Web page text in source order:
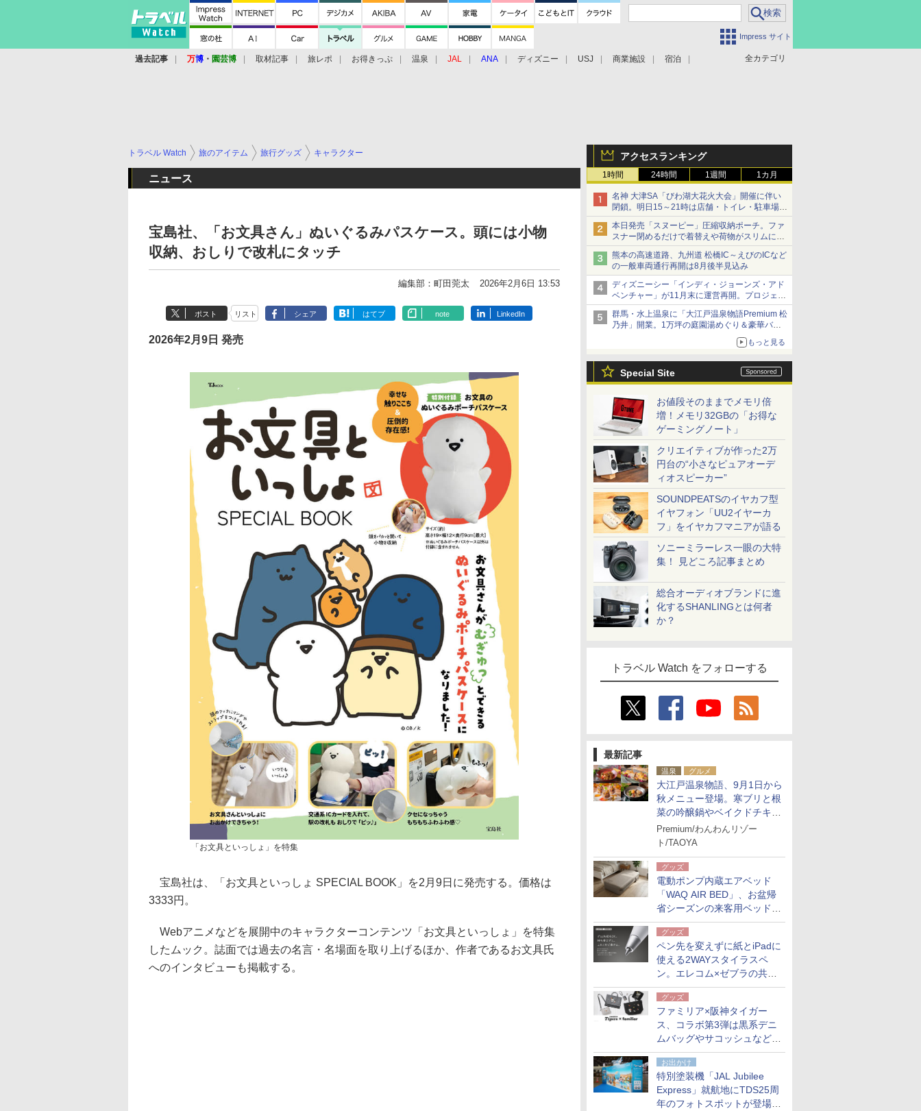
Impress サイト
全カテゴリ
過去記事 万博 ・ 園芸博 取材記事 旅レポ お得きっぷ 温泉 JAL ANA ディズニー USJ 商業施設 宿泊
アクセスランキング
1時間 24時間 1週間 1カ月
名神 大津SA「びわ湖大花火大会」開催に伴い
閉鎖。明日15～21時は店舗・トイレ・駐車場の
利用不可
本日発売「スヌーピー」圧縮収納ポーチ。ファ
スナー閉めるだけで着替えや荷物がスリムにま
とまる
熊本の高速道路、九州道 松橋IC～えびのICなど
の一般車両通行再開は8月後半見込み
ディズニーシー「インディ・ジョーンズ・アド
ベンチャー」が11月末に運営再開。プロジェク
ションマッピングを追加、DPAは1500円
群馬・水上温泉に「大江戸温泉物語Premium 松
乃井」開業。1万坪の庭園湯めぐり＆豪華バイ
もっと見る
Special Site
お値段そのままでメモリ倍
増！メモリ32GBの「お得な
ゲーミングノート」
クリエイティブが作った2万
円台の“小さなピュアオーデ
ィオスピーカー”
SOUNDPEATSのイヤカフ型
イヤフォン「UU2イヤーカ
フ」をイヤカフマニアが語る
ソニーミラーレス一眼の大特
集！ 見どころ記事まとめ
総合オーディオブランドに進
化するSHANLINGとは何者
か？
トラベル Watch をフォローする
最新記事
温泉 グルメ
大江戸温泉物語、9月1日から
秋メニュー登場。寒ブリと根
菜の吟醸鍋やベイクドチキ
ン、ショコラ＆栗スイーツも
食べ放題に
Premium/わんわんリゾー
ト/TAOYA
グッズ
電動ポンプ内蔵エアベッド
「WAQ AIR BED」、お盆帰
省シーズンの来客用ベッドに
も。使用後は収納バッグでコ
ンパクトに保管
グッズ
ペン先を変えずに紙とiPadに
使える2WAYスタイラスペ
ン。エレコム×ゼブラの共同
開発
グッズ
ファミリア×阪神タイガー
ス、コラボ第3弾は黒系デニ
ムバッグやサコッシュなど6
点。8月21日オンラインスト
アで発売
お出かけ
特別塗装機「JAL Jubilee
Express」就航地にTDS25周
年のフォトスポットが登場。
トラベル Watch 旅のアイテム 旅行グッズ キャラクター
ニュース
宝島社、「お文具さん」ぬいぐるみパスケース。頭には小物
収納、おしりで改札にタッチ
編集部：町田莞太 2026年2月6日 13:53
ポスト リスト シェア はてブ note LinkedIn
2026年2月9日 発売
「お文具といっしょ」を特集
宝島社は、「お文具といっしょ SPECIAL BOOK」を2月9日に発売する。価格は
3333円。
Webアニメなどを展開中のキャラクターコンテンツ「お文具といっしょ」を特集
したムック。誌面では過去の名言・名場面を取り上げるほか、作者であるお文具氏
へのインタビューも掲載する。